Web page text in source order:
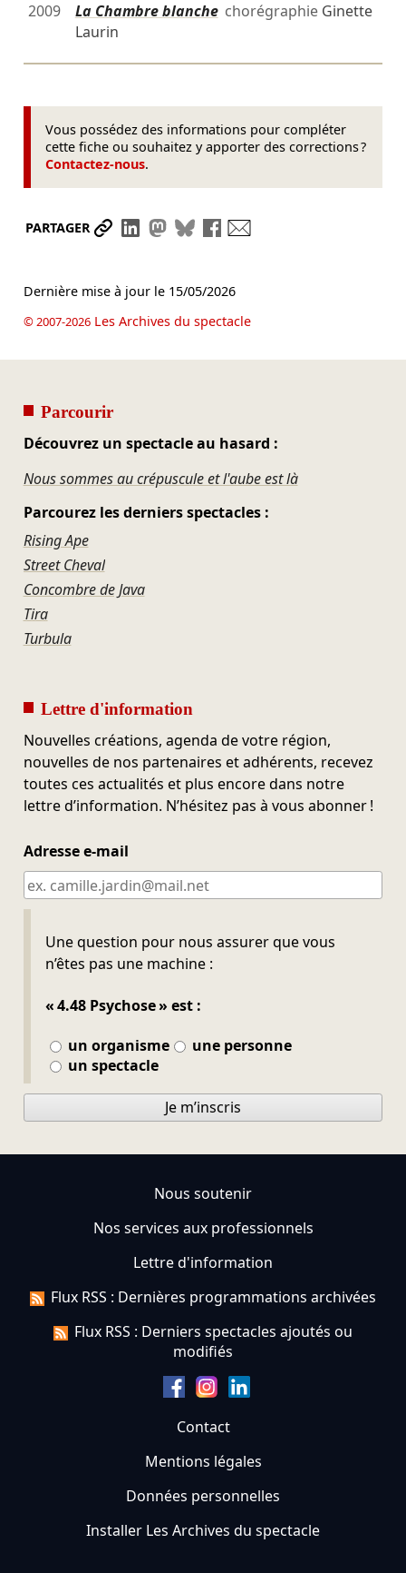
2009
La Chambre blanchechorégraphie Ginette
Laurin
Vous possédez des informations pour compléter
cette fiche ou souhaitez y apporter des corrections ?
Contactez-nous.
PARTAGER Partager le lien
Partager sur LinkedIn
Partager sur Mastodon
Partager sur Bluesky
Partager sur Facebook
Dernière mise à jour le 15/05/2026
© 2007-2026Les Archives du spectacle
Parcourir
Découvrez un spectacle au hasard :
Nous sommes au crépuscule et l'aube est là
Parcourez les derniers spectacles :
Rising Ape
Street Cheval
Concombre de Java
Tira
Turbula
Lettre d'information
Nouvelles créations, agenda de votre région,
nouvelles de nos partenaires et adhérents, recevez
toutes ces actualités et plus encore dans notre
lettre d’information. N’hésitez pas à vous abonner !
Adresse e-mail
Une question pour nous assurer que vous
n’êtes pas une machine :
« 4.48 Psychose » est :
un organisme
une personne
un spectacle
Ne pas remplir
Je m’inscris
Nous soutenir
Nos services aux professionnels
Lettre d'information
Flux RSS : Dernières programmations archivées
Flux RSS : Derniers spectacles ajoutés ou
modifiés
Contact
Mentions légales
Données personnelles
Installer Les Archives du spectacle